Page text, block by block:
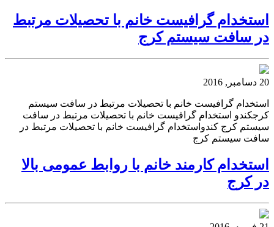
استخدام گرافیست خانم با تحصیلات مرتبط
در سافت سیستم کرج
20 دسامبر, 2016
استخدام گرافیست خانم با تحصیلات مرتبط در سافت سیستم
کرجکندو استخدام گرافیست خانم با تحصیلات مرتبط در سافت
سیستم کرج کندواستخدام گرافیست خانم با تحصیلات مرتبط در
سافت سیستم کرج
استخدام کارمند خانم با روابط عمومی بالا
در کرج